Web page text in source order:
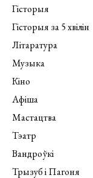
Гісторыя
Гісторыя за 5 хвілін
Літаратура
Музыка
Кіно
Афіша
Мастацтва
Тэатр
Вандроўкі
Трызуб і Пагоня